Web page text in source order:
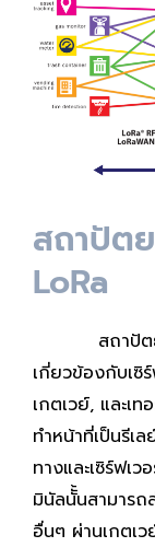
สถาปัต
LoRa
สถาปัตยกร
เกี่ยวข้องกับเซิ
เกตเวย์, และเ
ทำหน้าที่เป็นรี
ทางและเซิร์ฟเ
มินัลนัั้นสามาร
อื่นๆ ผ่านเกตเ